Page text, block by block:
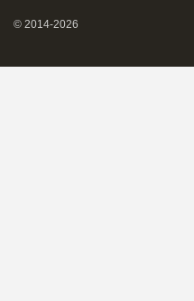
© 2014-2026